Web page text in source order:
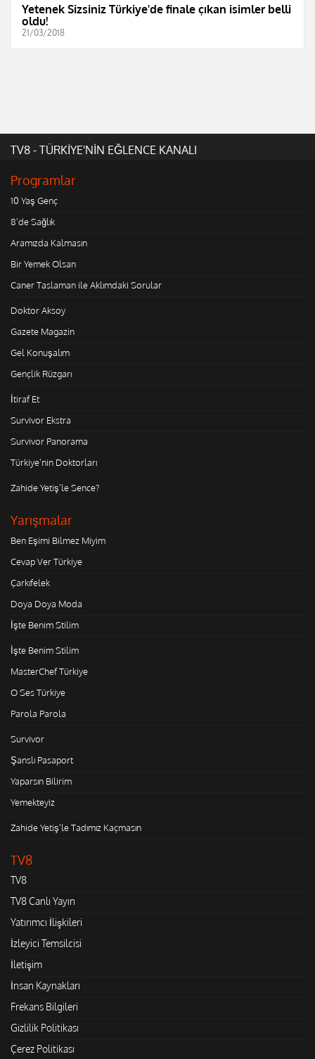
Yetenek Sizsiniz Türkiye'de finale çıkan isimler belli
oldu!
21/03/2018
TV8 - TÜRKİYE'NİN EĞLENCE KANALI
Programlar
10 Yaş Genç
8'de Sağlık
Aramızda Kalmasın
Bir Yemek Olsan
Caner Taslaman ile Aklımdaki Sorular
Doktor Aksoy
Gazete Magazin
Gel Konuşalım
Gençlik Rüzgarı
İtiraf Et
Survivor Ekstra
Survivor Panorama
Türkiye'nin Doktorları
Zahide Yetiş'le Sence?
Yarışmalar
Ben Eşimi Bilmez Miyim
Cevap Ver Türkiye
Çarkıfelek
Doya Doya Moda
İşte Benim Stilim
İşte Benim Stilim
MasterChef Türkiye
O Ses Türkiye
Parola Parola
Survivor
Şanslı Pasaport
Yaparsın Bilirim
Yemekteyiz
Zahide Yetiş'le Tadımız Kaçmasın
TV8
TV8
TV8 Canlı Yayın
Yatırımcı İlişkileri
İzleyici Temsilcisi
İletişim
İnsan Kaynakları
Frekans Bilgileri
Gizlilik Politikası
Çerez Politikası